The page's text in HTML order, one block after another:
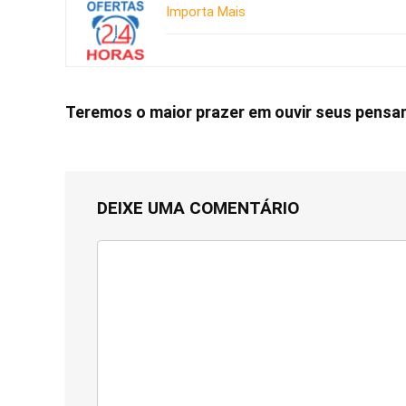
Importa Mais
Teremos o maior prazer em ouvir seus
DEIXE UMA COMENTÁRIO